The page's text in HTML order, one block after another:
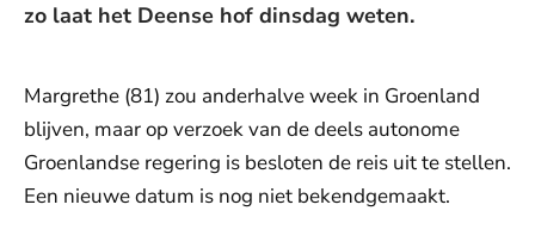
zo laat het Deense hof dinsdag weten.
Margrethe (81) zou anderhalve week in Groenland
blijven, maar op verzoek van de deels autonome
Groenlandse regering is besloten de reis uit te stellen.
Een nieuwe datum is nog niet bekendgemaakt.